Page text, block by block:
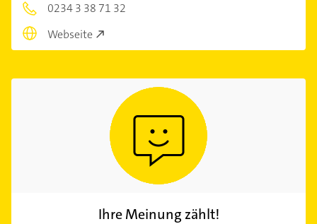
0234 3 38 71 32
Webseite
Ihre Meinung zählt!